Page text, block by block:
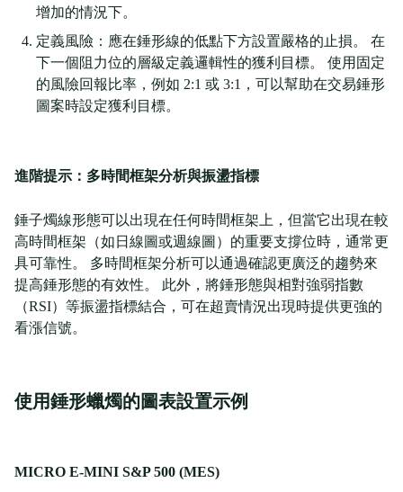
增加的情況下。
定義風險：應在錘形線的低點下方設置嚴格的止損。 在
下一個阻力位的層級定義邏輯性的獲利目標。 使用固定
的風險回報比率，例如 2:1 或 3:1，可以幫助在交易錘形
圖案時設定獲利目標。
進階提示：多時間框架分析與振盪指標
錘子燭線形態可以出現在任何時間框架上，但當它出現在較
高時間框架（如日線圖或週線圖）的重要支撐位時，通常更
具可靠性。 多時間框架分析可以通過確認更廣泛的趨勢來
提高錘形態的有效性。 此外，將錘形態與相對強弱指數
（RSI）等振盪指標結合，可在超賣情況出現時提供更強的
看漲信號。
使用錘形蠟燭的圖表設置示例
MICRO E-MINI S&P 500 (MES)